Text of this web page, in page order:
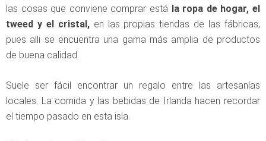
las cosas que conviene comprar está la ropa de hogar, el
tweed y el cristal,en las propias tiendas de las fábricas,
pues alli se encuentra una gama más amplia de productos
de buena calidad.
Suele ser fácil encontrar un regalo entre las artesanías
locales. La comida y las bebidas de Irlanda hacen recordar
el tiempo pasado en esta isla.